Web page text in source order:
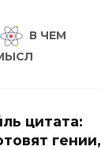
В ЧЕМ
цитата:
гении,